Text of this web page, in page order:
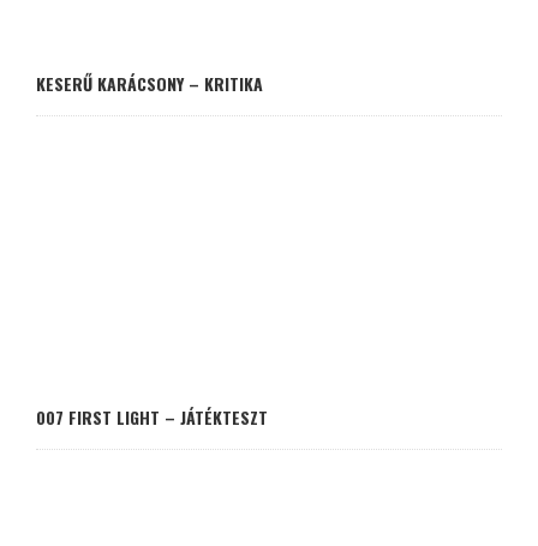
KESERŰ KARÁCSONY – KRITIKA
007 FIRST LIGHT – JÁTÉKTESZT